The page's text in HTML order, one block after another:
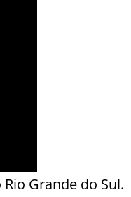
Grande do Sul.